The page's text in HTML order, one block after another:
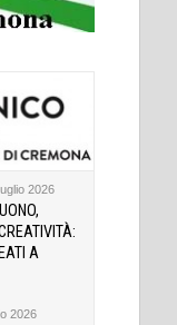
2026
A
2026